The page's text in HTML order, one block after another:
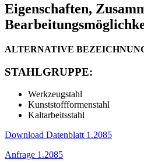
Eigenschaften,
ALTERNATIVE
STAHLGRUPPE:
Werkzeugstahl
Kunststoffformenstahl
Kaltarbeitsstahl
Download Datenblatt 1.2085
Anfrage 1.2085